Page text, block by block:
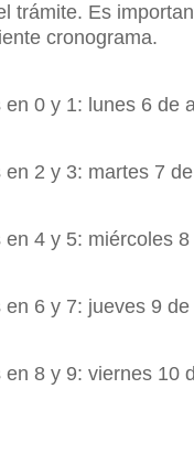
trámite. Es
cronograma.
0 y 1: lunes 6 de
2 y 3: martes 7 de
4 y 5: miércoles 8
6 y 7: jueves 9 de
8 y 9: viernes 10